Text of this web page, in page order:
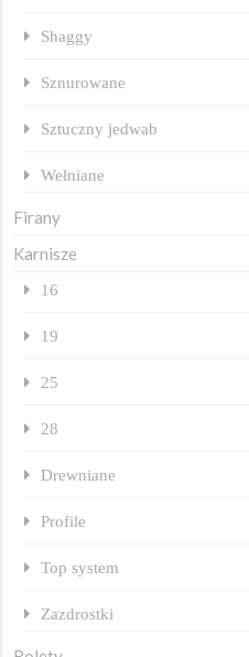
Shaggy
Sznurowane
Sztuczny jedwab
Wełniane
Firany
Karnisze
16
19
25
28
Drewniane
Profile
Top system
Zazdrostki